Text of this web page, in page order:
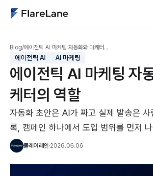
Blog/에이전틱 AI 마케팅 자동화와 마케터…
에이전틱 AI AI 마케팅
에이전틱 AI 마케팅 자
케터의 역할
자동화 초안은 AI가 짜고 실제 발송은 사
록, 캠페인 하나에서 도입 범위를 먼저
플레어레인·2026.06.06